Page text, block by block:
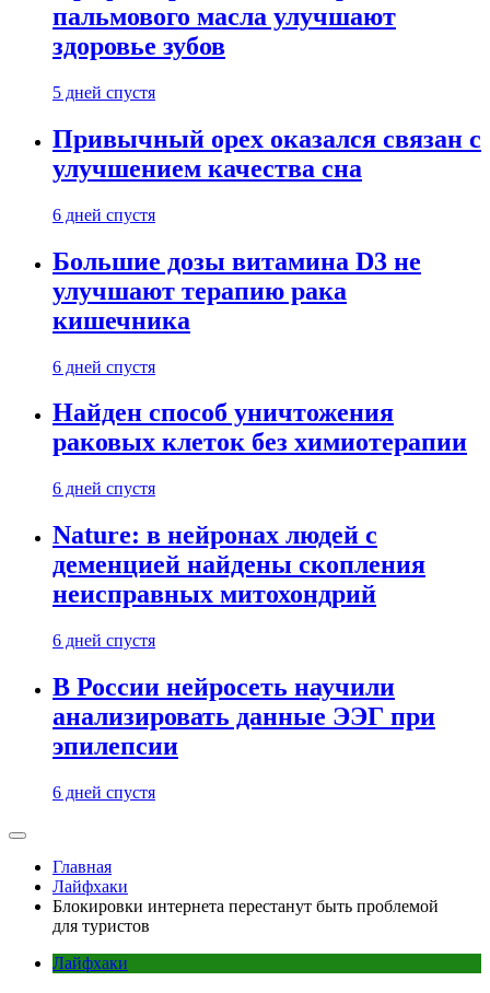
пальмового масла улучшают
здоровье зубов
5 дней спустя
Привычный орех оказался связан с
улучшением качества сна
6 дней спустя
Большие дозы витамина D3 не
улучшают терапию рака
кишечника
6 дней спустя
Найден способ уничтожения
раковых клеток без химиотерапии
6 дней спустя
Nature: в нейронах людей с
деменцией найдены скопления
неисправных митохондрий
6 дней спустя
В России нейросеть научили
анализировать данные ЭЭГ при
эпилепсии
6 дней спустя
Главная
Лайфхаки
Блокировки интернета перестанут быть проблемой
для туристов
Лайфхаки